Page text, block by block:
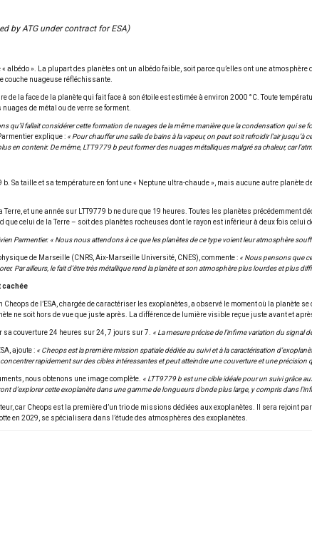
by ATG under contract for ESA)
albédo ». La plupart des planètes ont un albédo faible, soit parce qu’elles ont une
couche nuageuse réfléchissante.
de la face de la planète qui fait face à son étoile est estimée à environ 2000 °C. Toute
de métal ou de verre se forment.
qu’il fallait considérer cette formation de nuages de la même manière que la condensation qui
explique : « Pour chauffer une salle de bains à la vapeur, on peut soit refroidir l’air jusqu’à
en contenir. De même, LTT9779 b peut former des nuages métalliques malgré sa chaleur, car
b. Sa taille et sa température en font une « Neptune ultra-chaude », mais aucune autre
et une année sur LTT9779 b ne dure que 19 heures. Toutes les planètes
celui de la Terre – soit des planètes rocheuses dont le rayon est inférieur à deux fois celui
Parmentier. « Nous nous attendons à ce que les planètes de ce type voient leur atmosphère
de Marseille (CNRS, Aix-Marseille Université, CNES), commente : « Nous pensons que
Par ailleurs, le fait d’être très métallique rend la planète et son atmosphère plus lourdes et plus
cachée
de l’ESA, chargée de caractériser les exoplanètes, a observé le moment où la
ne soit hors de vue que juste après. La différence de lumière visible reçue juste avant et
sa couverture 24 heures sur 24, 7 jours sur 7. « La mesure précise de l’infime variation du signal
ajoute : « Cheops est la première mission spatiale dédiée au suivi et à la caractérisation
rapidement sur des cibles intéressantes et peut atteindre une couverture et une précision
nous obtenons une image complète. « LTT9779 b est une cible idéale pour un suivi grâce
d’explorer cette exoplanète dans une gamme de longueurs d’onde plus large, y compris dans
car Cheops est la première d’un trio de missions dédiées aux exoplanètes. Il sera rejoint
en 2029, se spécialisera dans l’étude des atmosphères des exoplanètes.